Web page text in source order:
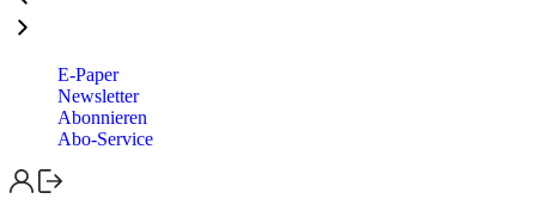
E-Paper
Newsletter
Abonnieren
Abo-Service